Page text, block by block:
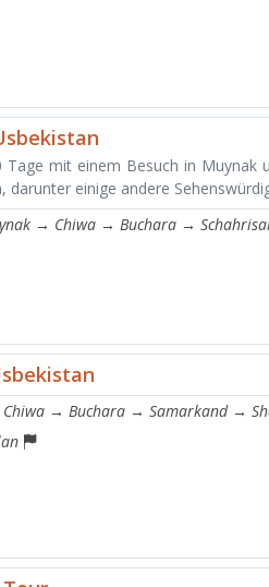
Tage mit einem Besuch in Muynak
einige andere
→ Chiwa → Buchara →
Chiwa → Buchara → Samarkand →